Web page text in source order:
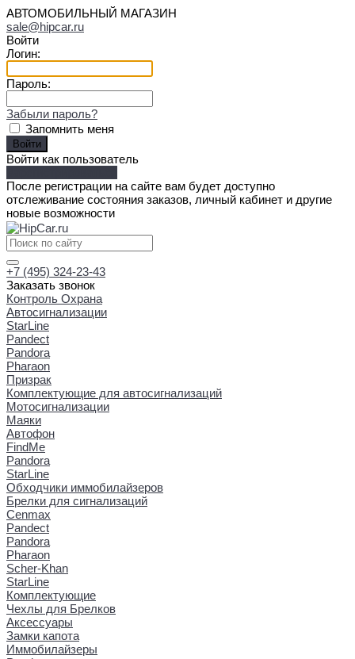
АВТОМОБИЛЬНЫЙ МАГАЗИН
sale@hipcar.ru
Войти
Логин:
Пароль:
Забыли пароль?
Запомнить меня
Войти как пользователь
После регистрации на сайте вам будет доступно
отслеживание состояния заказов, личный кабинет и другие
новые возможности
+7 (495) 324-23-43
Заказать звонок
Контроль Охрана
Автосигнализации
StarLine
Pandect
Pandora
Pharaon
Призрак
Комплектующие для автосигнализаций
Мотосигнализации
Маяки
Автофон
FindMe
Pandora
StarLine
Обходчики иммобилайзеров
Брелки для сигнализаций
Cenmax
Pandect
Pandora
Pharaon
Scher-Khan
StarLine
Комплектующие
Чехлы для Брелков
Аксессуары
Замки капота
Иммобилайзеры